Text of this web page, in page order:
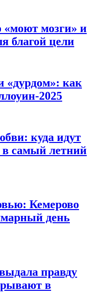
«моют мозги» и
благой цели
«дурдом»: как
2025
куда идут
в самый летний
Кемерово
день
правду
в